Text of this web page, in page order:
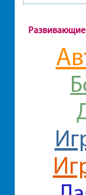
Развивающие